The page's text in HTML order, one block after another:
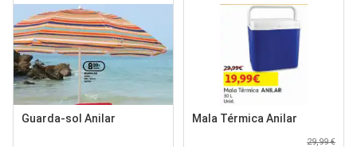
Guarda-sol Anilar Mala Térmica Anilar
29,99 €